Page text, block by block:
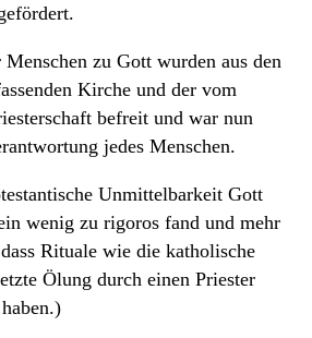
zu Gott wurden aus den
Kirche und der vom
befreit und war nun
jedes Menschen.
Unmittelbarkeit Gott
wenig zu rigoros fand und mehr
Rituale wie die katholische
Ölung durch einen Priester